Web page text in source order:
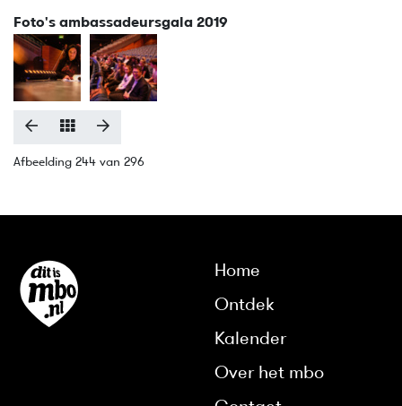
Foto's ambassadeursgala 2019
Afbeelding 244 van 296
Home
Ontdek
Kalender
Over het mbo